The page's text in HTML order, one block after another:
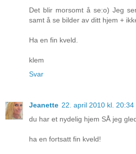
Det blir morsomt å se:o) Jeg
samt å se bilder av ditt hjem +
Ha en fin kveld.
klem
Svar
Jeanette 22. april 2010 kl. 20:34
du har et nydelig hjem SÅ jeg
ha en fortsatt fin kveld!